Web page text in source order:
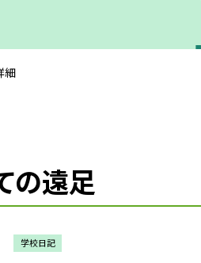
細
の遠足
学校日記